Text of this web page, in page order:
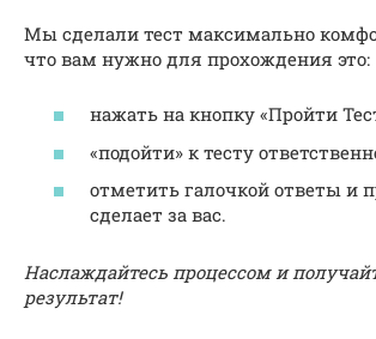
Мы сделали тест максимально
что вам нужно для прохождения это:
нажать на кнопку «Пройти
«подойти» к тесту
отметить галочкой ответы и
сделает за вас.
Наслаждайтесь процессом и
результат!